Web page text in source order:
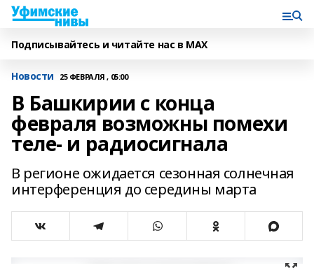
Подписывайтесь и читайте нас в MAX
Новости 25 ФЕВРАЛЯ , 05:00
В Башкирии с конца
февраля возможны помехи
теле- и радиосигнала
В регионе ожидается сезонная солнечная
интерференция до середины марта